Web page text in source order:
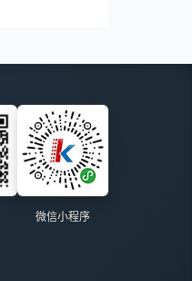
微信小程序